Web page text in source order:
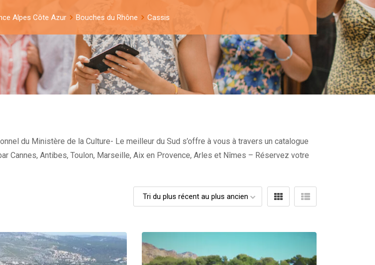
Alpes Côte Azur Bouches du Rhône Cassis
du Ministère de la Culture- Le meilleur du Sud s’offre à vous à travers un catalogue
Cannes, Antibes, Toulon, Marseille, Aix en Provence, Arles et Nîmes – Réservez votre